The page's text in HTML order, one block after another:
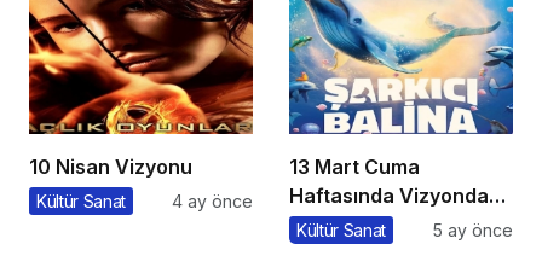
10 Nisan Vizyonu
Kültür Sanat 4 ay önce
13 Mart Cuma
Haftasında Vizyonda
Hangi Filmler Var?
Kültür Sanat 5 ay önce